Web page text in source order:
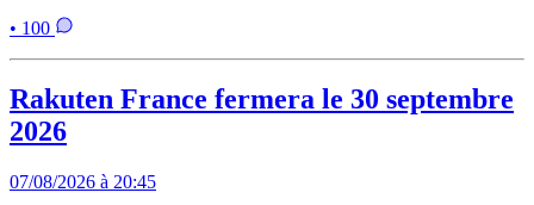
• 100
Rakuten France fermera le 30 septembre
2026
07/08/2026 à 20:45